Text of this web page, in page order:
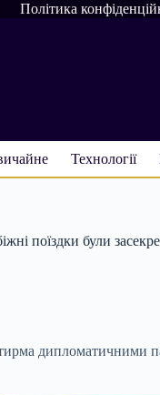
Політика
Технології
поїздки були
дипломатичними